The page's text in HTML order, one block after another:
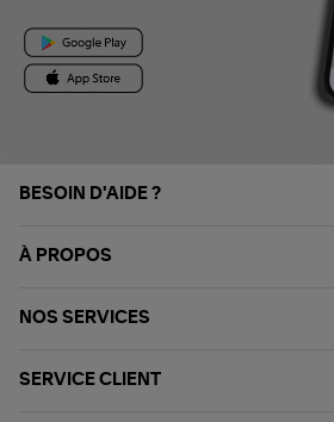
BESOIN D'AIDE ?
À PROPOS
NOS SERVICES
SERVICE CLIENT